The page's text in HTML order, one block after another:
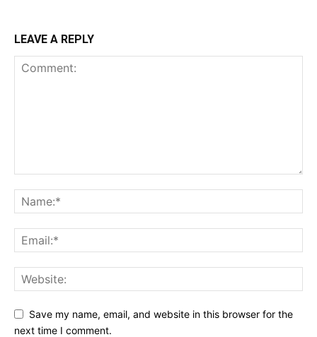
LEAVE A REPLY
Save my name, email, and website in this browser for the
next time I comment.